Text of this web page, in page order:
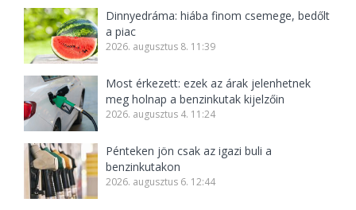
Dinnyedráma: hiába finom csemege, bedőlt
a piac
2026. augusztus 8. 11:39
Most érkezett: ezek az árak jelenhetnek
meg holnap a benzinkutak kijelzőin
2026. augusztus 4. 11:24
Pénteken jön csak az igazi buli a
benzinkutakon
2026. augusztus 6. 12:44